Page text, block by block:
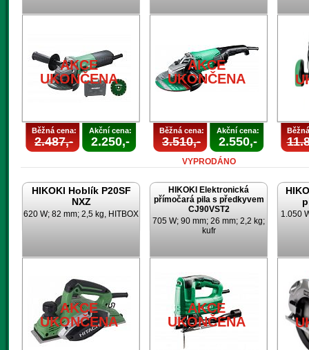
AKCE
UKONČENA
Běžná cena:
2.487,-
Akční cena:
2.250,-
AKCE
UKONČENA
Běžná cena:
3.510,-
Akční cena:
2.550,-
VYPRODÁNO
HIKOKI Hoblík P20SF
NXZ
620 W; 82 mm; 2,5 kg, HITBOX
AKCE
UKONČENA
HIKOKI Elektronická
přímočará pila s předkyvem
CJ90VST2
705 W; 90 mm; 26 mm; 2,2 kg;
kufr
AKCE
UKONČENA
1.050